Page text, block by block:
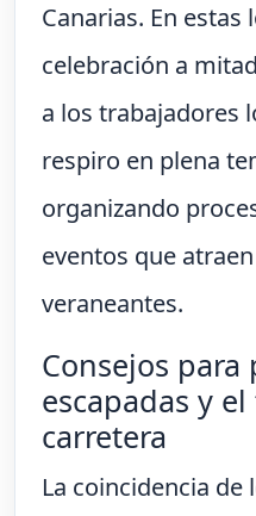
Canarias. En estas
celebración a
a los trabajadores
respiro en plena
organizando
eventos que
veraneantes.
Consejos
escapadas y
carretera
La coincidencia